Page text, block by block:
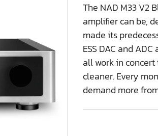
The NAD M33 V2
amplifier can be,
made its
ESS DAC and
all work in
cleaner. Every
demand more